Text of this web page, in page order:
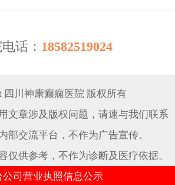
话： 18582519024
四川神康癫痫医院 版权所有
文章涉及版权问题，请速与我们联系
部交流平台，不作为广告宣传。
仅供参考，不作为诊断及医疗依据。
公司营业执照信息公示